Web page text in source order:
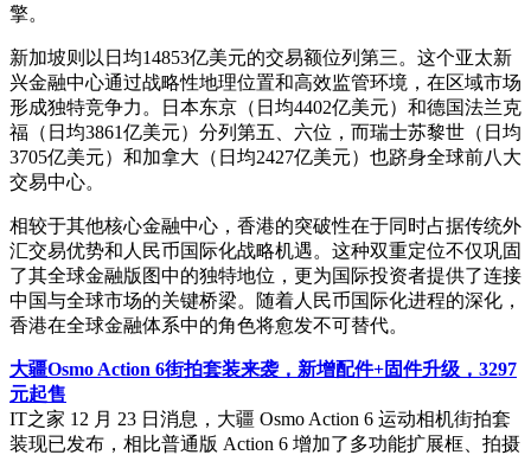
擎。
新加坡则以日均14853亿美元的交易额位列第三。这个亚太新
兴金融中心通过战略性地理位置和高效监管环境，在区域市场
形成独特竞争力。日本东京（日均4402亿美元）和德国法兰克
福（日均3861亿美元）分列第五、六位，而瑞士苏黎世（日均
3705亿美元）和加拿大（日均2427亿美元）也跻身全球前八大
交易中心。
相较于其他核心金融中心，香港的突破性在于同时占据传统外
汇交易优势和人民币国际化战略机遇。这种双重定位不仅巩固
了其全球金融版图中的独特地位，更为国际投资者提供了连接
中国与全球市场的关键桥梁。随着人民币国际化进程的深化，
香港在全球金融体系中的角色将愈发不可替代。
大疆Osmo Action 6街拍套装来袭，新增配件+固件升级，3297
元起售
IT之家 12 月 23 日消息，大疆 Osmo Action 6 运动相机街拍套
装现已发布，相比普通版 Action 6 增加了多功能扩展框、拍摄